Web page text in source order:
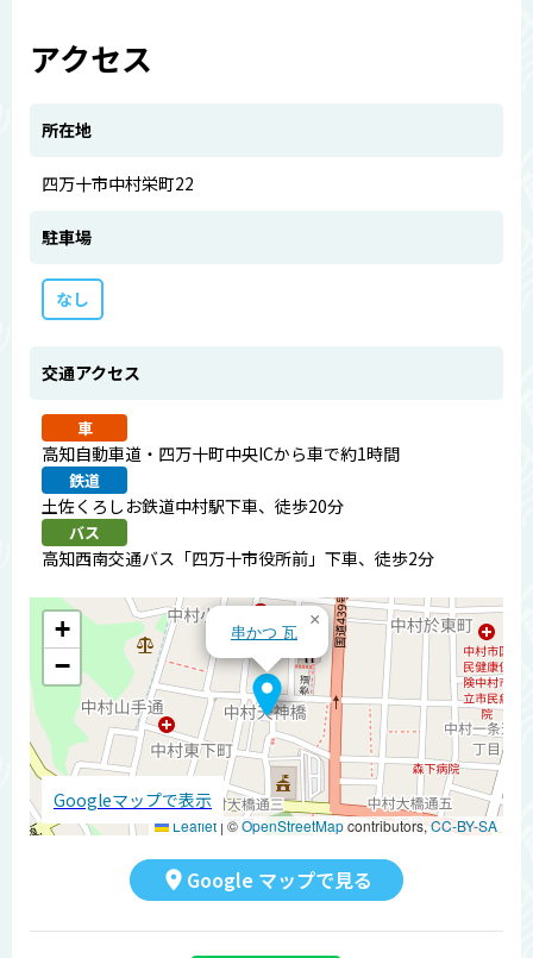
アクセス
所在地
四万十市中村栄町22
駐車場
なし
交通アクセス
車
高知自動車道・四万十町中央ICから車で約1時間
鉄道
土佐くろしお鉄道中村駅下車、徒歩20分
バス
高知西南交通バス「四万十市役所前」下車、徒歩2分
串かつ 瓦
×
+
−
Leaflet | ©OpenStreetMapcontributors,CC-BY-SA
Googleマップで表示
Google マップで見る